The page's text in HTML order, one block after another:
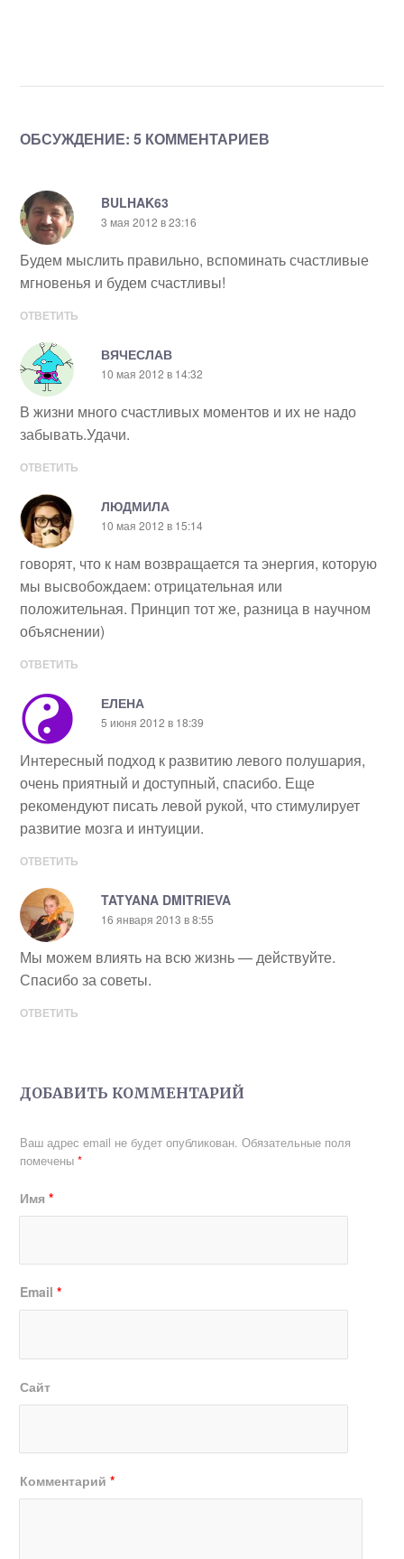
ОБСУЖДЕНИЕ: 5 КОММЕНТАРИЕВ
BULHAK63
3 мая 2012 в 23:16
Будем мыслить правильно, вспоминать счастливые
мгновенья и будем счастливы!
ОТВЕТИТЬ
ВЯЧЕСЛАВ
10 мая 2012 в 14:32
В жизни много счастливых моментов и их не надо
забывать.Удачи.
ОТВЕТИТЬ
ЛЮДМИЛА
10 мая 2012 в 15:14
говорят, что к нам возвращается та энергия, которую
мы высвобождаем: отрицательная или
положительная. Принцип тот же, разница в научном
объяснении)
ОТВЕТИТЬ
ЕЛЕНА
5 июня 2012 в 18:39
Интересный подход к развитию левого полушария,
очень приятный и доступный, спасибо. Еще
рекомендуют писать левой рукой, что стимулирует
развитие мозга и интуиции.
ОТВЕТИТЬ
TATYANA DMITRIEVA
16 января 2013 в 8:55
Мы можем влиять на всю жизнь — действуйте.
Спасибо за советы.
ОТВЕТИТЬ
ДОБАВИТЬ КОММЕНТАРИЙ
Ваш адрес email не будет опубликован. Обязательные поля
помечены*
Имя*
Email*
Сайт
Комментарий*